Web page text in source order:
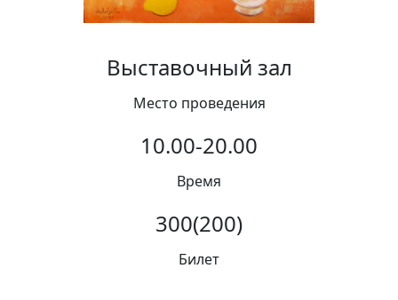
Выставочный зал
Место проведения
10.00-20.00
Время
300(200)
Билет